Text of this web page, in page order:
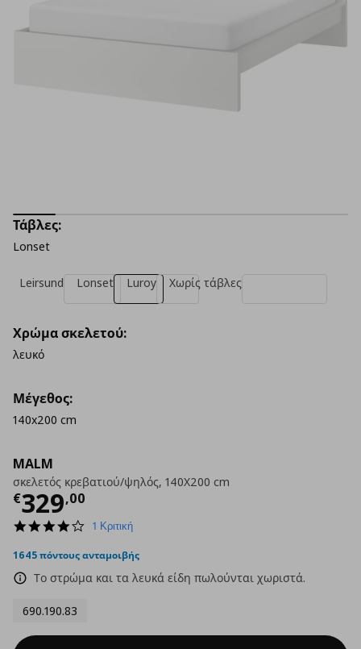
MALM
σκελετός κρεβατιού/ψηλός, 140X200 cm
€329,00
Τρέχουσα τιμή
4.0
rating
1 Κριτική
1645 πόντους ανταμοιβής
Το στρώμα και τα λευκά είδη πωλούνται χωριστά.
690.190.83
Τάβλες:
Lonset
Leirsund Lonset Luroy Χωρίς τάβλες
Χρώμα σκελετού:
λευκό
Μέγεθος:
140x200 cm